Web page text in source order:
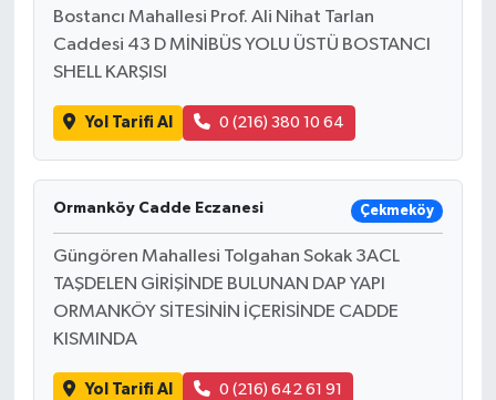
Bostancı Mahallesi Prof. Ali Nihat Tarlan
Caddesi 43 D MİNİBÜS YOLU ÜSTÜ BOSTANCI
SHELL KARŞISI
Yol Tarifi Al 0 (216) 380 10 64
Ormanköy Cadde Eczanesi Çekmeköy
Güngören Mahallesi Tolgahan Sokak 3ACL
TAŞDELEN GİRİŞİNDE BULUNAN DAP YAPI
ORMANKÖY SİTESİNİN İÇERİSİNDE CADDE
KISMINDA
Yol Tarifi Al 0 (216) 642 61 91